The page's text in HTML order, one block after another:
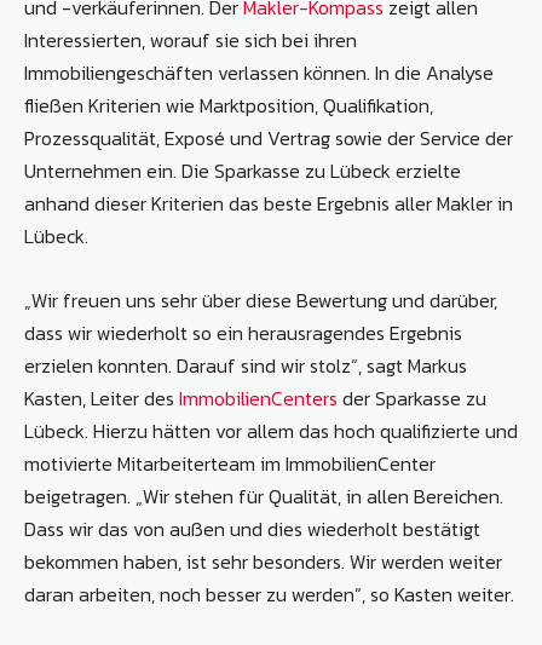
und -verkäuferinnen. DerMakler-Kompass zeigt allen
Interessierten, worauf sie sich bei ihren
Immobiliengeschäften verlassen können. In die Analyse
fließen Kriterien wie Marktposition, Qualifikation,
Prozessqualität, Exposé und Vertrag sowie der Service der
Unternehmen ein. Die Sparkasse zu Lübeck erzielte
anhand dieser Kriterien das beste Ergebnis aller Makler in
Lübeck.
„Wir freuen uns sehr über diese Bewertung und darüber,
dass wir wiederholt so ein herausragendes Ergebnis
erzielen konnten. Darauf sind wir stolz“, sagt Markus
Kasten, Leiter des ImmobilienCenters der Sparkasse zu
Lübeck. Hierzu hätten vor allem das hoch qualifizierte und
motivierte Mitarbeiterteam im ImmobilienCenter
beigetragen. „Wir stehen für Qualität, in allen Bereichen.
Dass wir das von außen und dies wiederholt bestätigt
bekommen haben, ist sehr besonders. Wir werden weiter
daran arbeiten, noch besser zu werden“, so Kasten weiter.